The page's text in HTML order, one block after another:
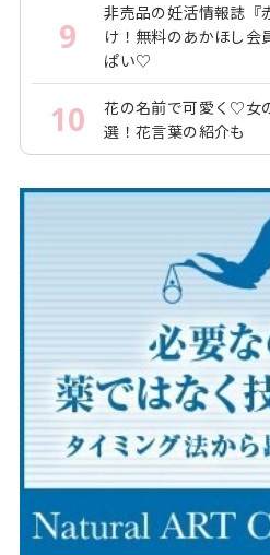
9
非売品の妊活情報誌『
け！無料のあかほし会
ぱい♡
10
花の名前で可愛く♡女
選！花言葉の紹介も